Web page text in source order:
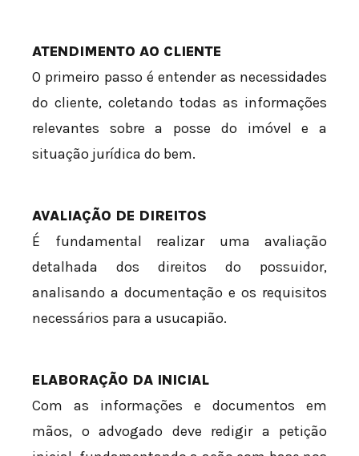
ATENDIMENTO AO CLIENTE
O primeiro passo é entender as necessidades
do cliente, coletando todas as informações
relevantes sobre a posse do imóvel e a
situação jurídica do bem.
AVALIAÇÃO DE DIREITOS
É fundamental realizar uma avaliação
detalhada dos direitos do possuidor,
analisando a documentação e os requisitos
necessários para a usucapião.
ELABORAÇÃO DA INICIAL
Com as informações e documentos em
mãos, o advogado deve redigir a petição